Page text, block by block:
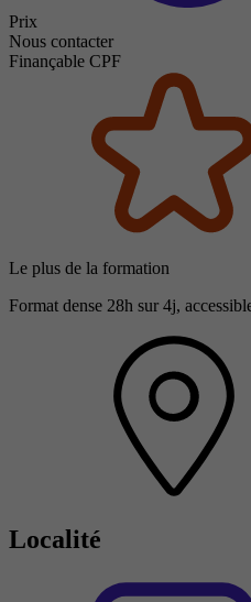
Prix
Nous contacter
Finançable CPF
Le plus de la formation
Format dense 28h sur 4j,
Localité